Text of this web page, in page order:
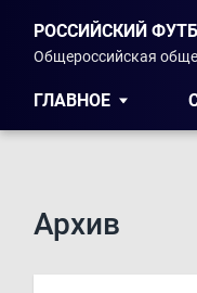
РОССИЙСКИЙ
Общероссийская
ГЛАВНОЕ
Архив